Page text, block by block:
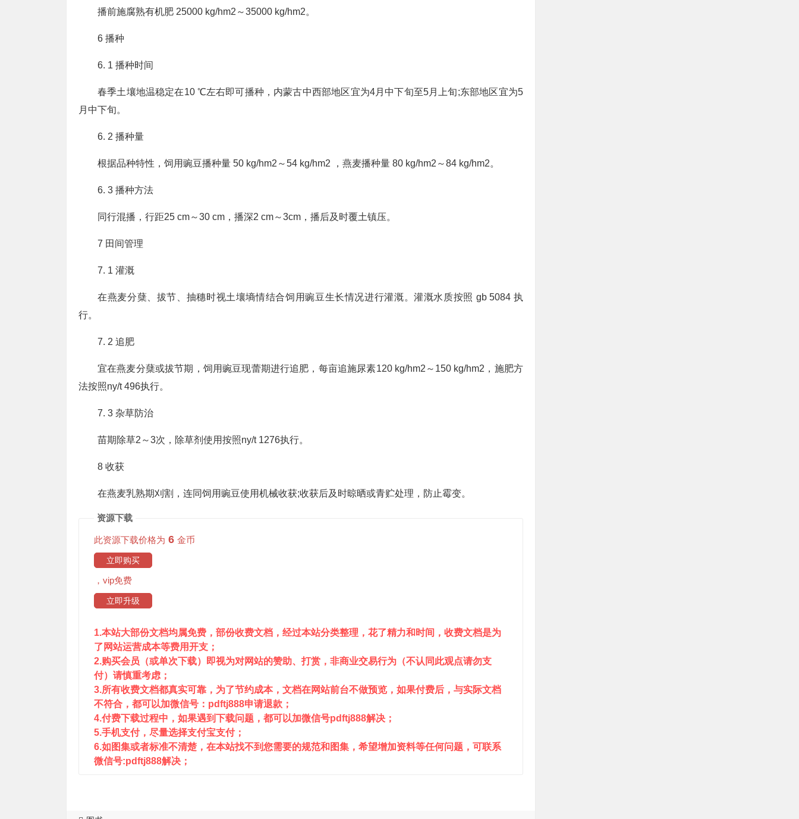
播前施腐熟有机肥 25000 kg/hm2～35000 kg/hm2。
6 播种
6. 1 播种时间
春季土壤地温稳定在10 ℃左右即可播种，内蒙古中西部地区宜为4月中下旬至5月上旬;东部地区宜为5
月中下旬。
6. 2 播种量
根据品种特性，饲用豌豆播种量 50 kg/hm2～54 kg/hm2 ，燕麦播种量 80 kg/hm2～84 kg/hm2。
6. 3 播种方法
同行混播，行距25 cm～30 cm，播深2 cm～3cm，播后及时覆土镇压。
7 田间管理
7. 1 灌溉
在燕麦分蘖、拔节、抽穗时视土壤墒情结合饲用豌豆生长情况进行灌溉。灌溉水质按照 gb 5084 执
行。
7. 2 追肥
宜在燕麦分蘖或拔节期，饲用豌豆现蕾期进行追肥，每亩追施尿素120 kg/hm2～150 kg/hm2，施肥方
法按照ny/t 496执行。
7. 3 杂草防治
苗期除草2～3次，除草剂使用按照ny/t 1276执行。
8 收获
在燕麦乳熟期刈割，连同饲用豌豆使用机械收获;收获后及时晾晒或青贮处理，防止霉变。
资源下载
此资源下载价格为 6 金币
立即购买
，vip免费
立即升级
1.本站大部份文档均属免费，部份收费文档，经过本站分类整理，花了精力和时间，收费文档是为
了网站运营成本等费用开支；
2.购买会员（或单次下载）即视为对网站的赞助、打赏，非商业交易行为（不认同此观点请勿支
付）请慎重考虑；
3.所有收费文档都真实可靠，为了节约成本，文档在网站前台不做预览，如果付费后，与实际文档
不符合，都可以加微信号：pdftj888申请退款；
4.付费下载过程中，如果遇到下载问题，都可以加微信号pdftj888解决；
5.手机支付，尽量选择支付宝支付；
6.如图集或者标准不清楚，在本站找不到您需要的规范和图集，希望增加资料等任何问题，可联系
微信号:pdftj888解决；